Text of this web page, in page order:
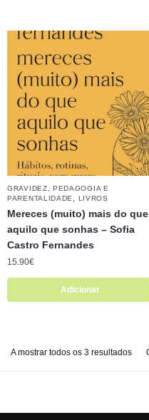
GRAVIDEZ, PEDAGOGIA E
PARENTALIDADE
LIVROS
Mereces (muito) mais do que
aquilo que sonhas – Sofia
Castro Fernandes
15.90€
Adicionar
A mostrar todos os 3 resultados